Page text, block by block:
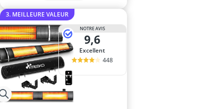
3. MEILLEURE VALEUR
NOTRE AVIS
9,6
Excellent
448